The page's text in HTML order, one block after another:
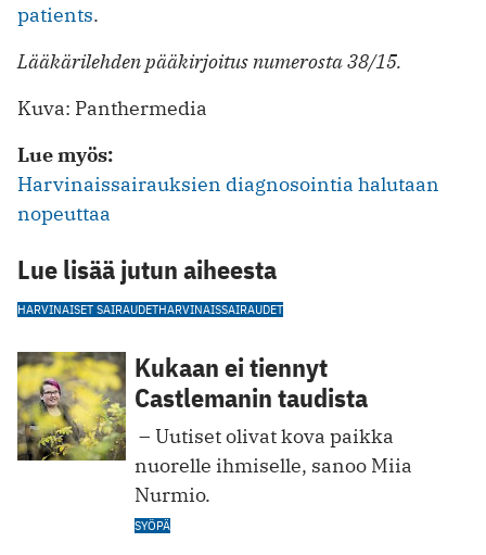
patients.
Lääkärilehden pääkirjoitus numerosta 38/15.
Kuva: Panthermedia
Lue myös:
Harvinaissairauksien diagnosointia halutaan
nopeuttaa
Lue lisää jutun aiheesta
HARVINAISET SAIRAUDETHARVINAISSAIRAUDET
Kukaan ei tiennyt
Castlemanin taudista
­ – Uutiset olivat kova paikka
nuorelle ihmiselle, sanoo Miia
Nurmio.
SYÖPÄ